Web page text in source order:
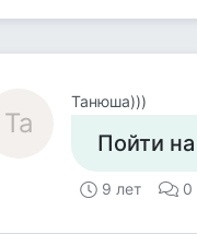
Та
Танюша)))
Пойти
9 лет 0